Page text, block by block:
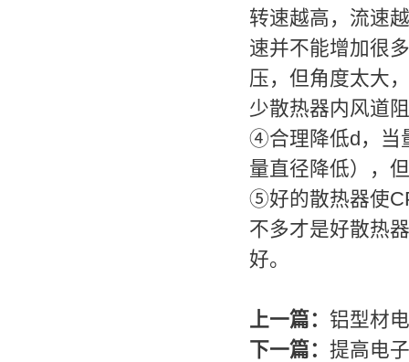
转速越高，流速
速并不能增加很
压，但角度太大
少散热器内风道
④合理降低d，当
量直径降低），
⑤好的散热器使
不多才是好散热
好。
上一篇： 铝型材
下一篇： 提高电